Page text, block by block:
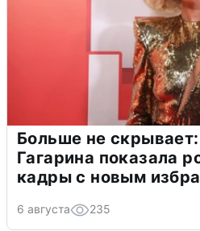
Больше не
Гагарина показала
кадры с новым
6 августа 235